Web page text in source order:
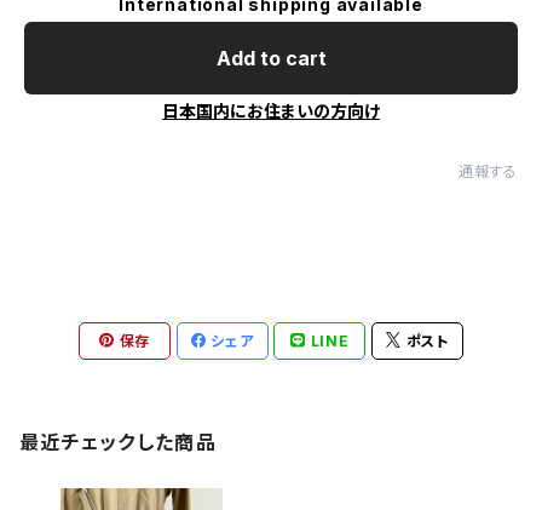
International shipping available
Add to cart
日本国内にお住まいの方向け
通報する
保存 シェア LINE ポスト
最近チェックした商品